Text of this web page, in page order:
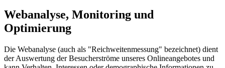
Webanalyse, Monitoring und
Optimierung
Die Webanalyse (auch als "Reichweitenmessung" bezeichnet) dient
der Auswertung der Besucherströme unseres Onlineangebotes und